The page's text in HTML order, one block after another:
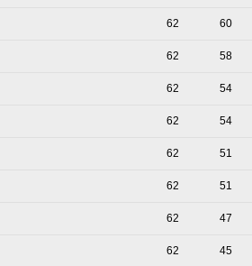
62 60
62 58
62 54
62 54
62 51
62 51
62 47
62 45